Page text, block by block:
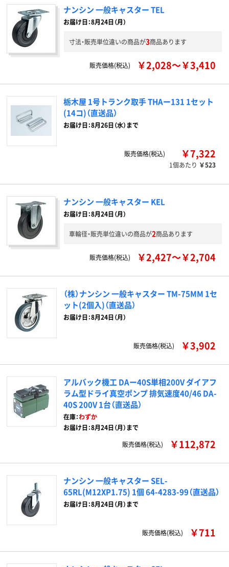
ナンシン 一般キャスター TEL
お届け日：8月24日（月）
寸法・販売単位違いの商品が3商品あります
販売価格(税込) ￥2,028～￥3,410
栃木屋 1号トランク取手 THAー131 1セット
(14コ)（直送品）
お届け日：8月26日（水）まで
販売価格(税込) ￥7,322
1個あたり ￥523
ナンシン 一般キャスター KEL
お届け日：8月24日（月）
車輪径・販売単位違いの商品が2商品あります
販売価格(税込) ￥2,427～￥2,704
（株）ナンシン 一般キャスター TM-75MM 1セ
ット(2個入)（直送品）
お届け日：8月24日（月）
販売価格(税込) ￥3,902
アルバック機工 DAー40S単相200V ダイアフ
ラム型ドライ真空ポンプ 排気速度40/46 DA-
40S 200V 1台（直送品）
在庫：わずか
お届け日：8月24日（月）まで
販売価格(税込)
￥112,872
ナンシン 一般キャスター SEL-
65RL(M12XP1.75) 1個 64-4283-99（直送品）
お届け日：8月24日（月）まで
販売価格(税込) ￥711